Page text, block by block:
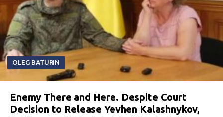
OLEG BATURIN
Enemy There and Here. Despite Court
Decision to Release Yevhen Kalashnykov,